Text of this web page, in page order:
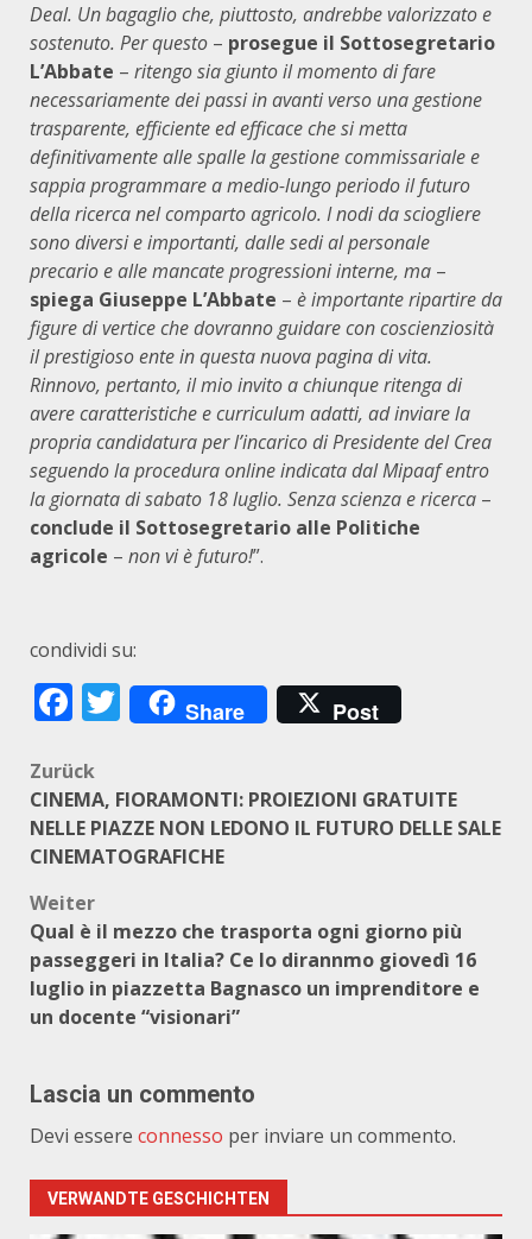
Deal. Un bagaglio che, piuttosto, andrebbe valorizzato e
sostenuto. Per questo – prosegue il Sottosegretario
L’Abbate – ritengo sia giunto il momento di fare
necessariamente dei passi in avanti verso una gestione
trasparente, efficiente ed efficace che si metta
definitivamente alle spalle la gestione commissariale e
sappia programmare a medio-lungo periodo il futuro
della ricerca nel comparto agricolo. I nodi da sciogliere
sono diversi e importanti, dalle sedi al personale
precario e alle mancate progressioni interne, ma –
spiega Giuseppe L’Abbate – è importante ripartire da
figure di vertice che dovranno guidare con coscienziosità
il prestigioso ente in questa nuova pagina di vita.
Rinnovo, pertanto, il mio invito a chiunque ritenga di
avere caratteristiche e curriculum adatti, ad inviare la
propria candidatura per l’incarico di Presidente del Crea
seguendo la procedura online indicata dal Mipaaf entro
la giornata di sabato 18 luglio. Senza scienza e ricerca –
conclude il Sottosegretario alle Politiche
agricole – non vi è futuro!”.
condividi su:
Facebook
Twitter
Share Post
Beitragsnavigation
Zurück
CINEMA, FIORAMONTI: PROIEZIONI GRATUITE
NELLE PIAZZE NON LEDONO IL FUTURO DELLE SALE
CINEMATOGRAFICHE
Weiter
Qual è il mezzo che trasporta ogni giorno più
passeggeri in Italia? Ce lo dirannmo giovedì 16
luglio in piazzetta Bagnasco un imprenditore e
un docente “visionari”
Lascia un commento
Devi essere connesso per inviare un commento.
VERWANDTE GESCHICHTEN